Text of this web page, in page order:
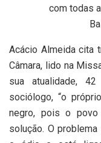
com todas
Acácio Almeida cita
Câmara, lido na
sua atualidade,
sociólogo, “o
negro, pois o
solução. O